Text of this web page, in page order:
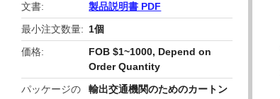
文書
製品説明書 PDF
最小注文数量
1個
価格
FOB $1~1000, Depend on
Order Quantity
パッケージの
輸出交通機関のためのカートン